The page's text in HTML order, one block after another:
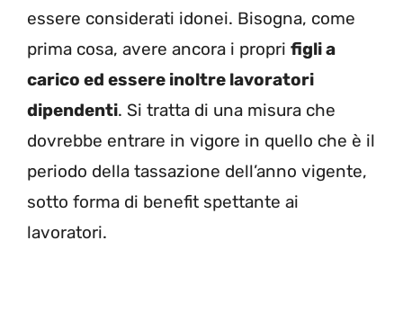
essere considerati idonei. Bisogna, come
prima cosa, avere ancora i propri figli a
carico ed essere inoltre lavoratori
dipendenti. Si tratta di una misura che
dovrebbe entrare in vigore in quello che è il
periodo della tassazione dell’anno vigente,
sotto forma di benefit spettante ai
lavoratori.